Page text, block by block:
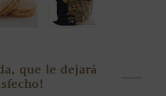
que le dejará